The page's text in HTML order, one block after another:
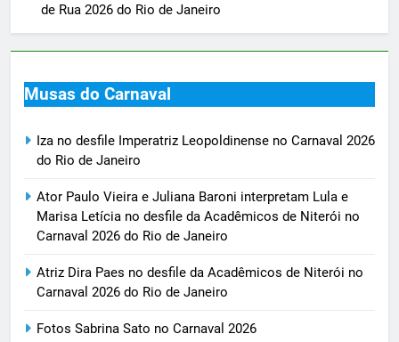
de Rua 2026 do Rio de Janeiro
Musas do Carnaval
Iza no desfile Imperatriz Leopoldinense no Carnaval 2026
do Rio de Janeiro
Ator Paulo Vieira e Juliana Baroni interpretam Lula e
Marisa Letícia no desfile da Acadêmicos de Niterói no
Carnaval 2026 do Rio de Janeiro
Atriz Dira Paes no desfile da Acadêmicos de Niterói no
Carnaval 2026 do Rio de Janeiro
Fotos Sabrina Sato no Carnaval 2026